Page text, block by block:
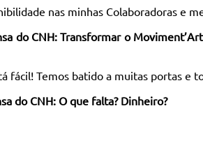
nas minhas Colaboradoras e
do CNH: Transformar o
fácil! Temos batido a muitas portas e
do CNH: O que falta? Dinheiro?